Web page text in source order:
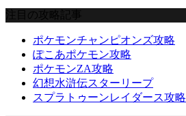
注目の攻略記事
ポケモンチャンピオンズ攻略
ぽこあポケモン攻略
ポケモンZA攻略
幻想水滸伝スターリープ
スプラトゥーンレイダース攻略